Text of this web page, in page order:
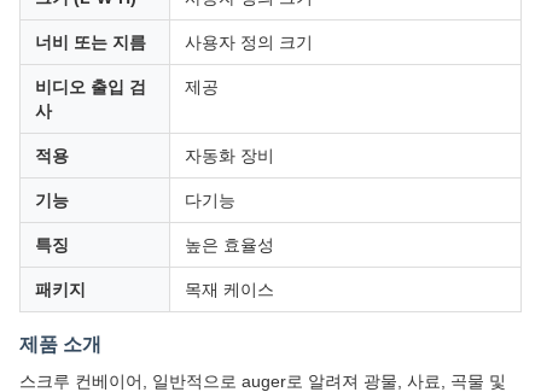
너비 또는 지름 사용자 정의 크기
비디오 출입 검
사
제공
적용 자동화 장비
기능 다기능
특징 높은 효율성
패키지 목재 케이스
제품 소개
스크루 컨베이어, 일반적으로 auger로 알려져 광물, 사료, 곡물 및